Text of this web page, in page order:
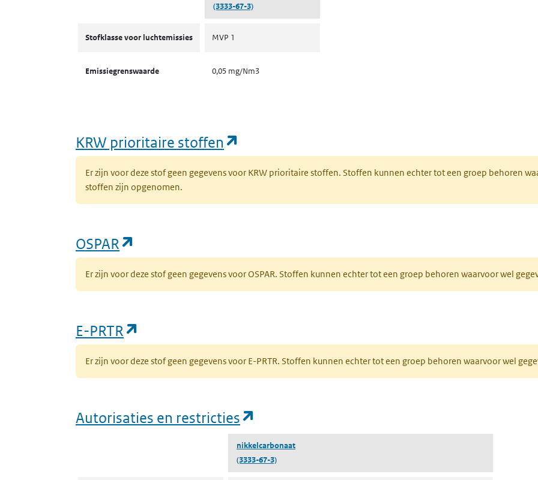
(3333-67-3)
Stofklasse voor luchtemissies MVP 1
Emissiegrenswaarde 0,05 mg/Nm3
KRW prioritaire stoffen
Er zijn voor deze stof geen gegevens voor KRW prioritaire stoffen. Stoffen kunnen echter tot een groep behoren
stoffen zijn opgenomen.
OSPAR
Er zijn voor deze stof geen gegevens voor OSPAR. Stoffen kunnen echter tot een groep behoren waarvoor wel
E-PRTR
Er zijn voor deze stof geen gegevens voor E-PRTR. Stoffen kunnen echter tot een groep behoren waarvoor wel
Autorisaties en restricties
nikkelcarbonaat
(3333-67-3)